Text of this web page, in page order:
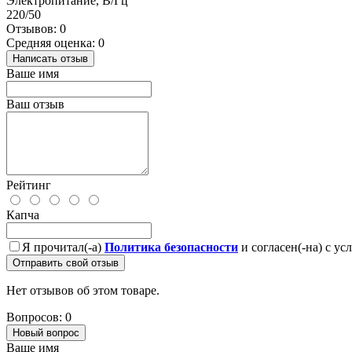
220/50
Отзывов: 0
Средняя оценка: 0
Написать отзыв
Ваше имя
Ваш отзыв
Рейтинг
Капча
Я прочитал(-а) Политика безопасности и согласен(-на) с
Отправить свой отзыв
Нет отзывов об этом товаре.
Вопросов: 0
Новый вопрос
Ваше имя